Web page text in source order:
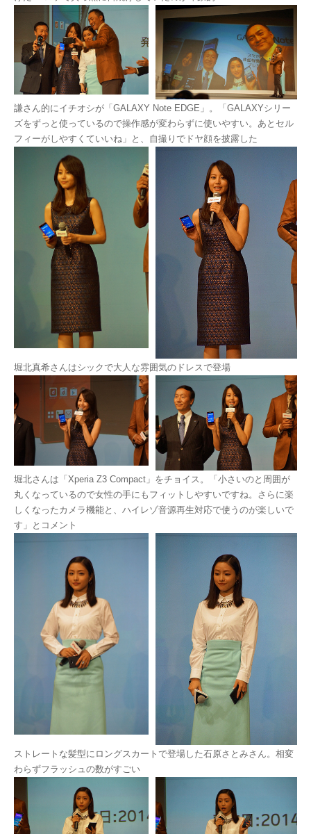
謙さん的にイチオシが「GALAXY Note EDGE」。「GALAXYシリー
ズをずっと使っているので操作感が変わらずに使いやすい。あとセル
フィーがしやすくていいね」と、自撮りでドヤ顔を披露した
堀北真希さんはシックで大人な雰囲気のドレスで登場
堀北さんは「Xperia Z3 Compact」をチョイス。「小さいのと周囲が
丸くなっているので女性の手にもフィットしやすいですね。さらに楽
しくなったカメラ機能と、ハイレゾ音源再生対応で使うのが楽しいで
す」とコメント
ストレートな髪型にロングスカートで登場した石原さとみさん。相変
わらずフラッシュの数がすごい